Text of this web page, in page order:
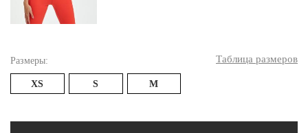
Размеры: Таблица размеров
XS S M